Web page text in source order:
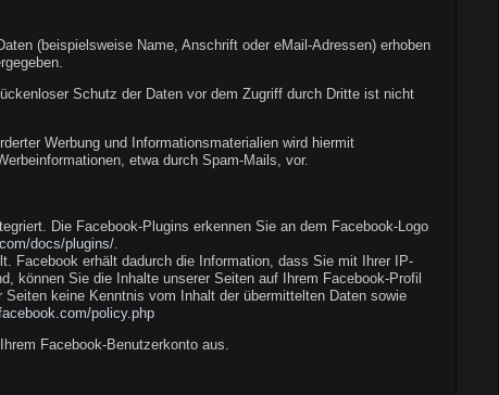
(beispielsweise Name, Anschrift oder eMail-Adressen) erhoben
Schutz der Daten vor dem Zugriff durch Dritte ist nicht
Werbung und Informationsmaterialien wird hiermit
etwa durch Spam-Mails, vor.
Die Facebook-Plugins erkennen Sie an dem Facebook-Logo
docs/plugins/
Facebook erhält dadurch die Information, dass Sie mit Ihrer IP-
können Sie die Inhalte unserer Seiten auf Ihrem Facebook-Profil
keine Kenntnis vom Inhalt der übermittelten Daten sowie
policy.php
Facebook-Benutzerkonto aus.